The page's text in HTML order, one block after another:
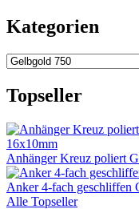
Kategorien
Topseller
Anhänger Kreuz poliert
Anker 4-fach geschliffen
Alle Topseller